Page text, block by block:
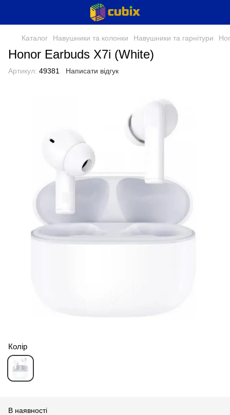
Каталог Навушники та колонки Навушники та гарнітури
Honor Earbuds X7i (White)
Артикул: 49381 Написати відгук
Колір
В наявності